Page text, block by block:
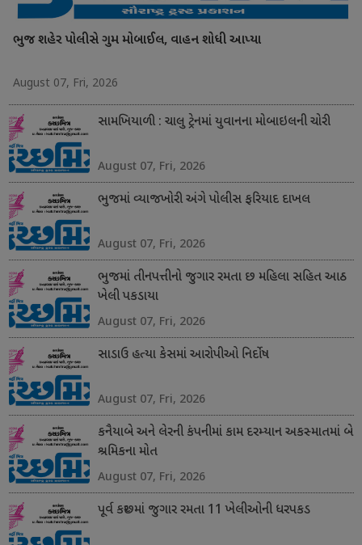
ભુજ શહેર પોલીસે ગુમ મોબાઈલ, વાહન શોધી આપ્યા
August 07, Fri, 2026
સામખિયાળી : ચાલુ ટ્રેનમાં યુવાનના મોબાઇલની ચોરી
August 07, Fri, 2026
ભુજમાં વ્યાજખોરી અંગે પોલીસ ફરિયાદ દાખલ
August 07, Fri, 2026
ભુજમાં તીનપત્તીનો જુગાર રમતા છ મહિલા સહિત આઠ
ખેલી પકડાયા
August 07, Fri, 2026
સાડાઉ હત્યા કેસમાં આરોપીઓ નિર્દોષ
August 07, Fri, 2026
કનૈયાબે અને લેરની કંપનીમાં કામ દરમ્યાન અકસ્માતમાં બે
શ્રમિકના મોત
August 07, Fri, 2026
પૂર્વ કચ્છમાં જુગાર રમતા 11 ખેલીઓની ધરપકડ